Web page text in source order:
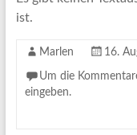
ist.
Marlen 16.
Um die
eingeben.